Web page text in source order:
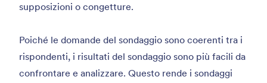
supposizioni o congetture.
Poiché le domande del sondaggio sono coerenti tra i
rispondenti, i risultati del sondaggio sono più facili da
confrontare e analizzare. Questo rende i sondaggi